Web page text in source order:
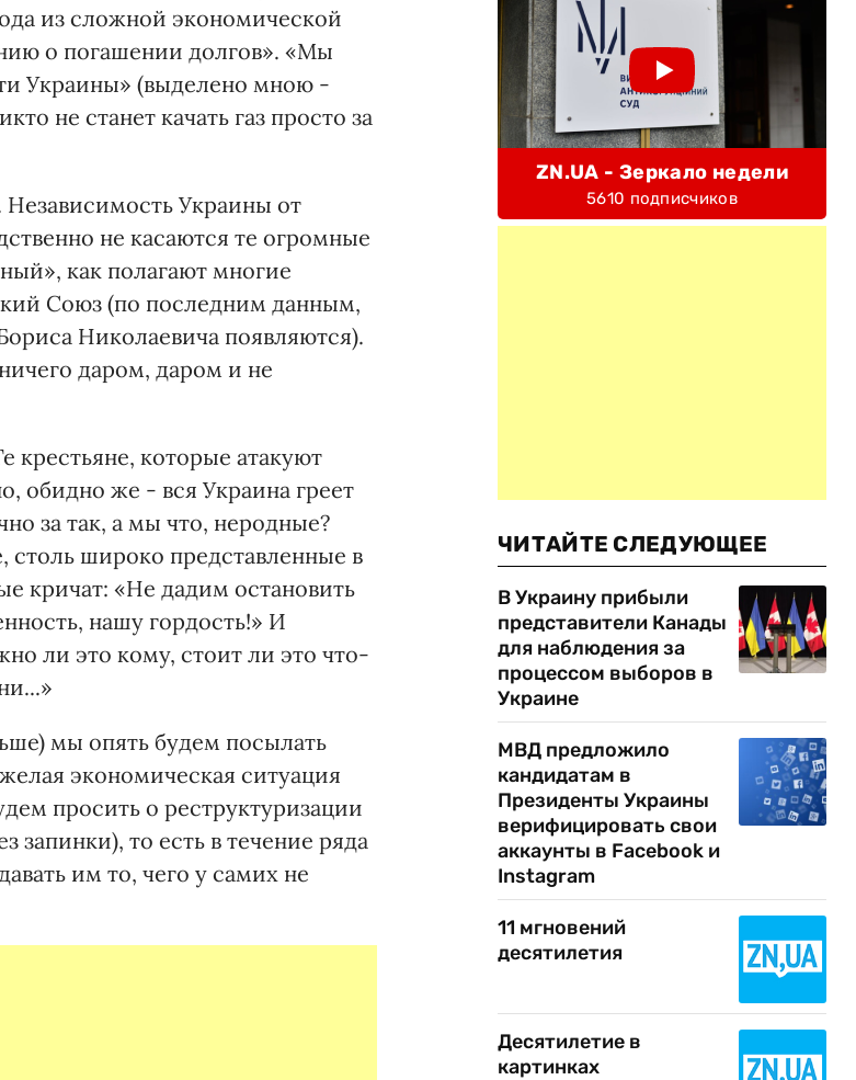
из сложной экономической
о погашении долгов». «Мы
Украины» (выделено мною -
не станет качать газ просто за
Независимость Украины от
не касаются те огромные
как полагают многие
Союз (по последним данным,
Николаевича появляются).
даром, даром и не
крестьяне, которые атакуют
обидно же - вся Украина греет
за так, а мы что, неродные?
столь широко представленные в
кричат: «Не дадим остановить
нашу гордость!» И
ли это кому, стоит ли это что-
мы опять будем посылать
экономическая ситуация
просить о реструктуризации
запинки), то есть в течение ряда
им то, чего у самих не
ZN.UA - Зеркало недели
5610 подписчиков
ЧИТАЙТЕ СЛЕДУЮЩЕЕ
В Украину прибыли
представители Канады
для наблюдения за
процессом выборов в
Украине
МВД предложило
кандидатам в
Президенты Украины
верифицировать свои
аккаунты в Facebook и
Instagram
11 мгновений
десятилетия
Десятилетие в
картинках